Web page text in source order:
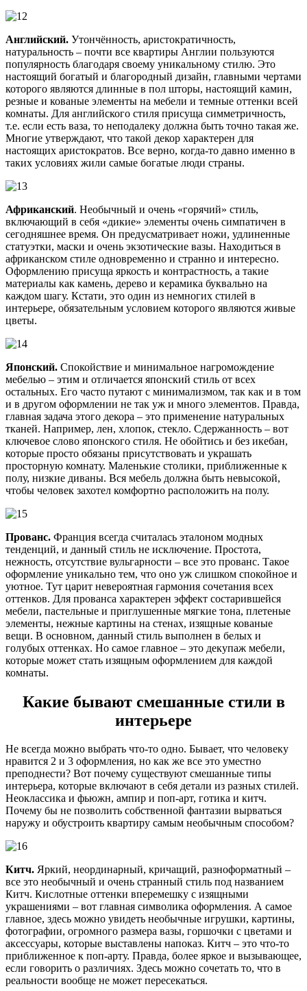
Английский. Утончённость, аристократичность,
натуральность – почти все квартиры Англии пользуются
популярность благодаря своему уникальному стилю. Это
настоящий богатый и благородный дизайн, главными чертами
которого являются длинные в пол шторы, настоящий камин,
резные и кованые элементы на мебели и темные оттенки всей
комнаты. Для английского стиля присуща симметричность,
т.е. если есть ваза, то неподалеку должна быть точно такая же.
Многие утверждают, что такой декор характерен для
настоящих аристократов. Все верно, когда-то давно именно в
таких условиях жили самые богатые люди страны.
Африканский. Необычный и очень «горячий» стиль,
включающий в себя «дикие» элементы очень симпатичен в
сегодняшнее время. Он предусматривает ножи, удлиненные
статуэтки, маски и очень экзотические вазы. Находиться в
африканском стиле одновременно и странно и интересно.
Оформлению присуща яркость и контрастность, а такие
материалы как камень, дерево и керамика буквально на
каждом шагу. Кстати, это один из немногих стилей в
интерьере, обязательным условием которого являются живые
цветы.
Японский. Спокойствие и минимальное нагромождение
мебелью – этим и отличается японский стиль от всех
остальных. Его часто путают с минимализмом, так как и в том
и в другом оформлении не так уж и много элементов. Правда,
главная задача этого декора – это применение натуральных
тканей. Например, лен, хлопок, стекло. Сдержанность – вот
ключевое слово японского стиля. Не обойтись и без икебан,
которые просто обязаны присутствовать и украшать
просторную комнату. Маленькие столики, приближенные к
полу, низкие диваны. Вся мебель должна быть невысокой,
чтобы человек захотел комфортно расположить на полу.
Прованс. Франция всегда считалась эталоном модных
тенденций, и данный стиль не исключение. Простота,
нежность, отсутствие вульгарности – все это прованс. Такое
оформление уникально тем, что оно уж слишком спокойное и
уютное. Тут царит невероятная гармония сочетания всех
оттенков. Для прованса характерен эффект состарившейся
мебели, пастельные и приглушенные мягкие тона, плетеные
элементы, нежные картины на стенах, изящные кованые
вещи. В основном, данный стиль выполнен в белых и
голубых оттенках. Но самое главное – это декупаж мебели,
которые может стать изящным оформлением для каждой
комнаты.
Какие бывают смешанные стили в
интерьере
Не всегда можно выбрать что-то одно. Бывает, что человеку
нравится 2 и 3 оформления, но как же все это уместно
преподнести? Вот почему существуют смешанные типы
интерьера, которые включают в себя детали из разных стилей.
Неоклассика и фьюжн, ампир и поп-арт, готика и китч.
Почему бы не позволить собственной фантазии вырваться
наружу и обустроить квартиру самым необычным способом?
Китч. Яркий, неординарный, кричащий, разноформатный –
все это необычный и очень странный стиль под названием
Китч. Кислотные оттенки вперемешку с изящными
украшениями – вот главная символика оформления. А самое
главное, здесь можно увидеть необычные игрушки, картины,
фотографии, огромного размера вазы, горшочки с цветами и
аксессуары, которые выставлены напоказ. Китч – это что-то
приближенное к поп-арту. Правда, более яркое и вызывающее,
если говорить о различиях. Здесь можно сочетать то, что в
реальности вообще не может пересекаться.